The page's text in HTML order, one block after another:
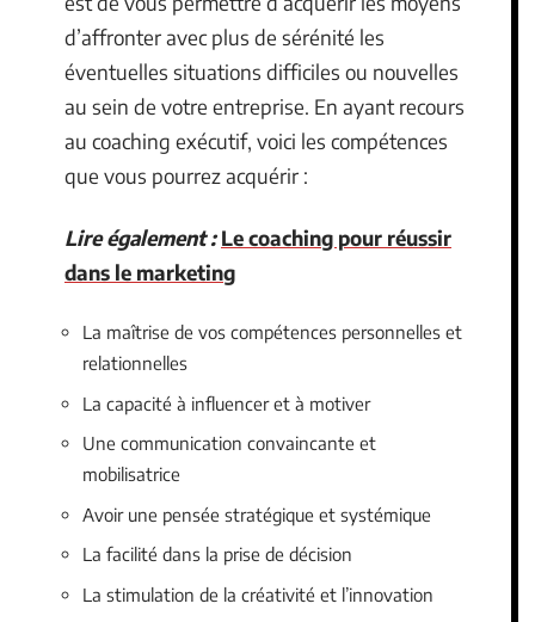
d’affronter avec plus de sérénité les
éventuelles situations difficiles ou nouvelles
au sein de votre entreprise. En ayant recours
au coaching exécutif, voici les compétences
que vous pourrez acquérir :
Lire également : Le coaching pour réussir
dans le marketing
La maîtrise de vos compétences personnelles et
relationnelles
La capacité à influencer et à motiver
Une communication convaincante et
mobilisatrice
Avoir une pensée stratégique et systémique
La facilité dans la prise de décision
La stimulation de la créativité et l’innovation